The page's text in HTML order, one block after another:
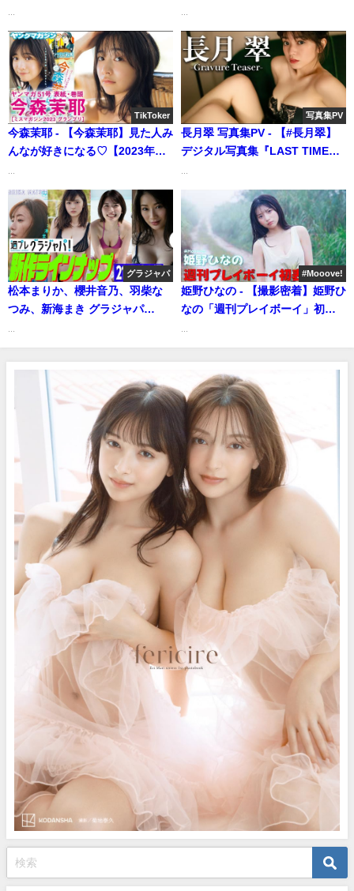
んより
TikToker
今森茉耶 - 【今森茉耶】見た人み
んなが好きになる♡【2023年
写真集PV
長月翠 写真集PV - 【#長月翠】
デジタル写真集『LAST TIME』
（2022年03月03日） | 週プレ
Channel【集英社 週刊プレイボ
ーイ公式】さんより
グラジャパ
松本まりか、櫻井音乃、羽柴な
つみ、新海まき グラジャパ
Channel【集英社 週刊プレイボ
ーイ公式】さんより
#Mooove!
姫野ひなの - 【撮影密着】姫野ひ
なの「週刊プレイボーイ」初表
(Mar 09, 2026) | ゼロイチTVさん
より